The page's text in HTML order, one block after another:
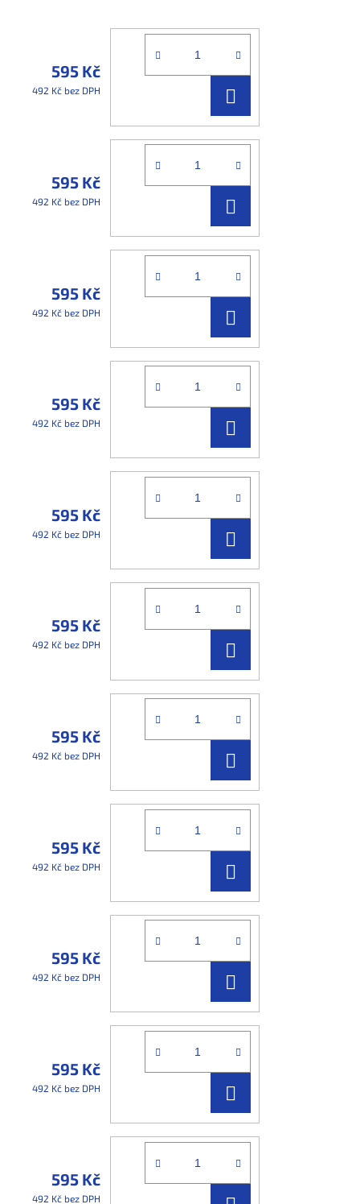
595 Kč
492 Kč bez DPH
KOŠÍKU
595 Kč
492 Kč bez DPH
KOŠÍKU
595 Kč
492 Kč bez DPH
KOŠÍKU
595 Kč
492 Kč bez DPH
KOŠÍKU
595 Kč
492 Kč bez DPH
KOŠÍKU
595 Kč
492 Kč bez DPH
KOŠÍKU
595 Kč
492 Kč bez DPH
KOŠÍKU
595 Kč
492 Kč bez DPH
KOŠÍKU
595 Kč
492 Kč bez DPH
KOŠÍKU
595 Kč
492 Kč bez DPH
KOŠÍKU
595 Kč
492 Kč bez DPH